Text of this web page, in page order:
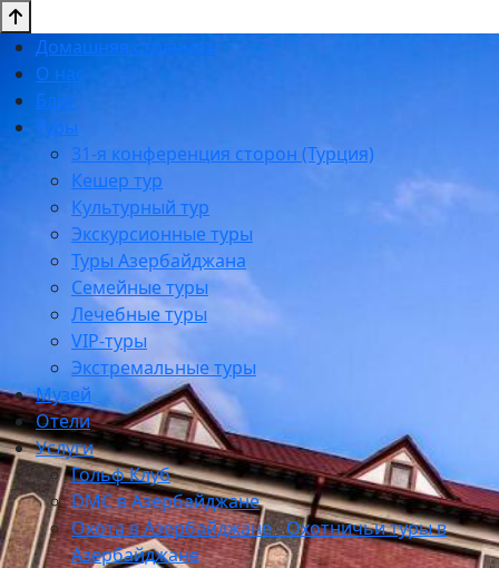
Домашняя страница
О нас
Блог
Туры
31-я конференция сторон (Турция)
Кешер тур
Культурный тур
Экскурсионные туры
Туры Азербайджана
Семейные туры
Лечебные туры
VIP-туры
Экстремальные туры
Музей
Отели
Услуги
Гольф Клуб
DMC в Азербайджане
Охота в Азербайджане - Охотничьи туры в
Азербайджане